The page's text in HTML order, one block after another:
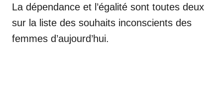
La dépendance et l’égalité sont toutes deux
sur la liste des souhaits inconscients des
femmes d’aujourd’hui.